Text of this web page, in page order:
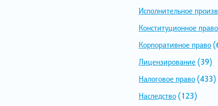
Исполнительное
Конституционное право
Корпоративное право
Лицензирование (39)
Налоговое право(433)
Наследство(123)